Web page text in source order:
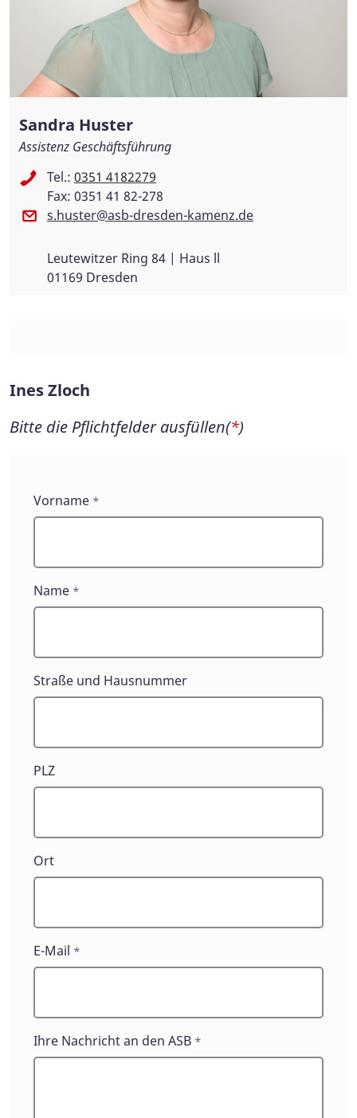
Sandra Huster
Assistenz Geschäftsführung
Tel.: 0351 4182279
Fax: 0351 41 82-278
s.huster@asb-dresden-kamenz.de
Leutewitzer Ring 84 | Haus ll
01169 Dresden
Ines Zloch
Bitte die Pflichtfelder ausfüllen(*)
Ines
Zloch
Vorname *
Name *
Straße und Hausnummer
PLZ
Ort
E-Mail *
Ihre Nachricht an den ASB *